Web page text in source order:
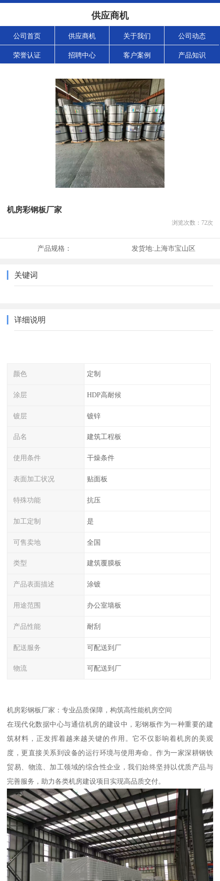
供应商机
公司首页 供应商机 关于我们 公司动态
荣誉认证 招聘中心 客户案例 产品知识
机房彩钢板厂家
浏览次数： 72次
产品规格： 发货地: 上海市宝山区
关键词
详细说明
颜色 定制
涂层 HDP高耐候
镀层 镀锌
品名 建筑工程板
使用条件 干燥条件
表面加工状况 贴面板
特殊功能 抗压
加工定制 是
可售卖地 全国
类型 建筑覆膜板
产品表面描述 涂镀
用途范围 办公室墙板
产品性能 耐刮
配送服务 可配送到厂
物流 可配送到厂
机房彩钢板厂家：专业品质保障，构筑高性能机房空间
在现代化数据中心与通信机房的建设中，彩钢板作为一种重要的建
筑材料，正发挥着越来越关键的作用。它不仅影响着机房的美观
度，更直接关系到设备的运行环境与使用寿命。作为一家深耕钢铁
贸易、物流、加工领域的综合性企业，我们始终坚持以优质产品与
完善服务，助力各类机房建设项目实现高品质交付。